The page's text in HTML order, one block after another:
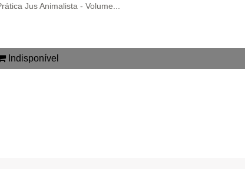
Jus Animalista - Volume...
Indisponível